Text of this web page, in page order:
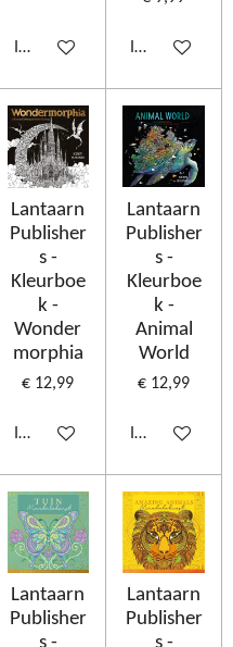
In winkelwagen In
Lantaarn
Publisher
s -
Kleurboe
k -
Wonder
morphia
€ 12,99
In winkelwagen
Lantaarn
Publisher
s -
Kleurboe
k -
Animal
World
€ 12,99
In
Lantaarn
Publisher
Lantaarn
Publisher